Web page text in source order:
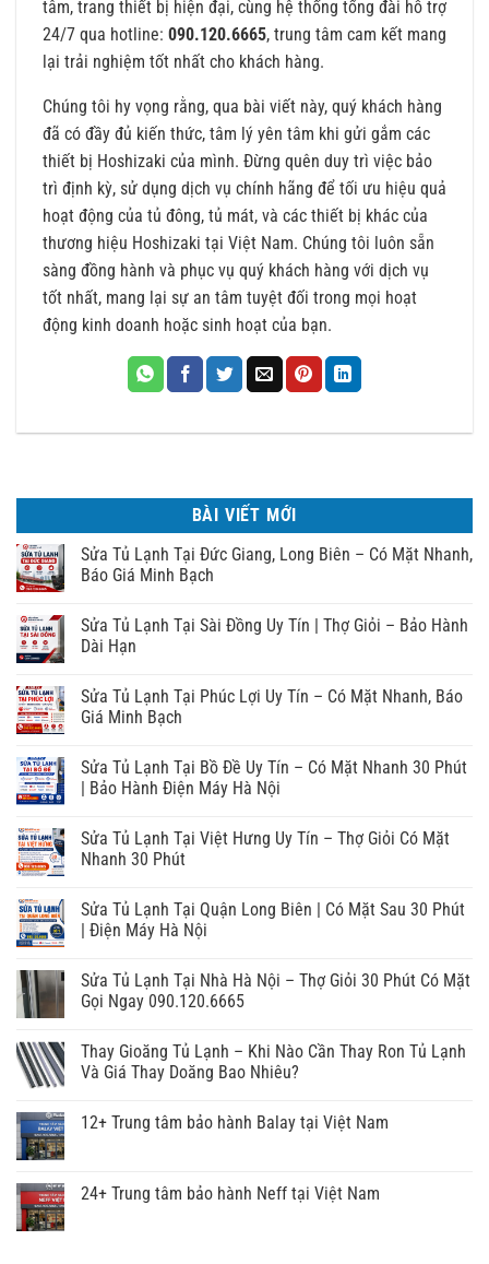
tâm, trang thiết bị hiện đại, cùng hệ thống tổng đài hỗ trợ
24/7 qua hotline: 090.120.6665, trung tâm cam kết mang
lại trải nghiệm tốt nhất cho khách hàng.
Chúng tôi hy vọng rằng, qua bài viết này, quý khách hàng
đã có đầy đủ kiến thức, tâm lý yên tâm khi gửi gắm các
thiết bị Hoshizaki của mình. Đừng quên duy trì việc bảo
trì định kỳ, sử dụng dịch vụ chính hãng để tối ưu hiệu quả
hoạt động của tủ đông, tủ mát, và các thiết bị khác của
thương hiệu Hoshizaki tại Việt Nam. Chúng tôi luôn sẵn
sàng đồng hành và phục vụ quý khách hàng với dịch vụ
tốt nhất, mang lại sự an tâm tuyệt đối trong mọi hoạt
động kinh doanh hoặc sinh hoạt của bạn.
BÀI VIẾT MỚI
Sửa Tủ Lạnh Tại Đức Giang, Long Biên – Có Mặt Nhanh,
Báo Giá Minh Bạch
Sửa Tủ Lạnh Tại Sài Đồng Uy Tín | Thợ Giỏi – Bảo Hành
Dài Hạn
Sửa Tủ Lạnh Tại Phúc Lợi Uy Tín – Có Mặt Nhanh, Báo
Giá Minh Bạch
Sửa Tủ Lạnh Tại Bồ Đề Uy Tín – Có Mặt Nhanh 30 Phút
| Bảo Hành Điện Máy Hà Nội
Sửa Tủ Lạnh Tại Việt Hưng Uy Tín – Thợ Giỏi Có Mặt
Nhanh 30 Phút
Sửa Tủ Lạnh Tại Quận Long Biên | Có Mặt Sau 30 Phút
| Điện Máy Hà Nội
Sửa Tủ Lạnh Tại Nhà Hà Nội – Thợ Giỏi 30 Phút Có Mặt
Gọi Ngay 090.120.6665
Thay Gioăng Tủ Lạnh – Khi Nào Cần Thay Ron Tủ Lạnh
Và Giá Thay Doăng Bao Nhiêu?
12+ Trung tâm bảo hành Balay tại Việt Nam
24+ Trung tâm bảo hành Neff tại Việt Nam